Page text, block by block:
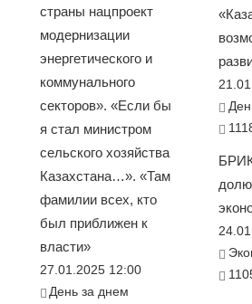
страны нацпроект
модернизации
энергетического и
коммунального
секторов». «Если бы
я стал министром
сельского хозяйства
Казахстана…». «Там
фамилии всех, кто
был приближен к
власти»
27.01.2025 12:00
День за днем